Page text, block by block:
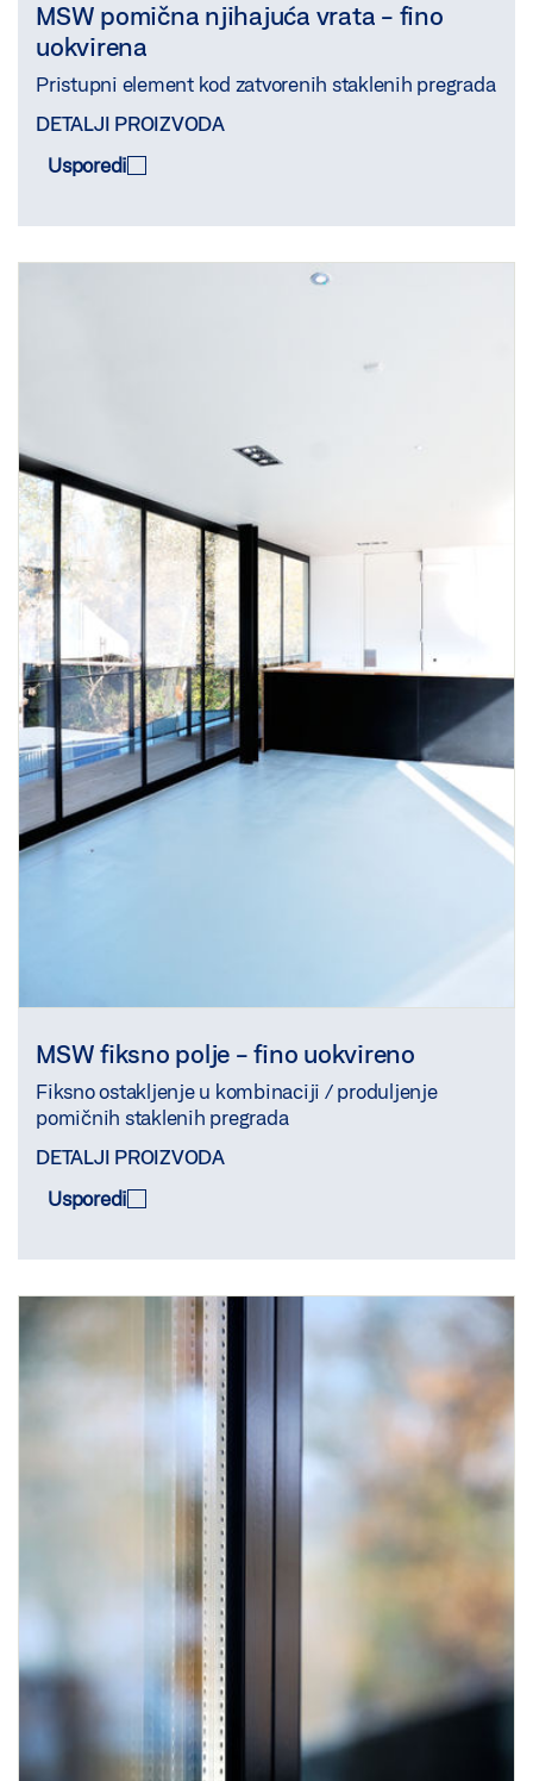
MSW pomična njihajuća vrata - fino
uokvirena
Pristupni element kod zatvorenih staklenih pregrada
DETALJI PROIZVODA
Usporedi
MSW fiksno polje - fino uokvireno
Fiksno ostakljenje u kombinaciji / produljenje
pomičnih staklenih pregrada
DETALJI PROIZVODA
Usporedi